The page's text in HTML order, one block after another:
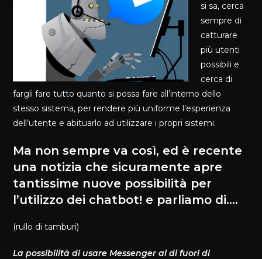
si sa, cerca
sempre di
catturare
più utenti
possibili e
cerca di
fargli fare tutto quanto si possa fare all’interno dello
stesso sistema, per rendere più uniforme l’esperienza
dell’utente e abituarlo ad utilizzare i propri sistemi.
Ma non sempre va così, ed è recente
una notizia che sicuramente apre
tantissime nuove possibilità per
l’utilizzo dei chatbot! e parliamo di….
(rullo di tamburi)
La possibilità di usare Messenger al di fuori di